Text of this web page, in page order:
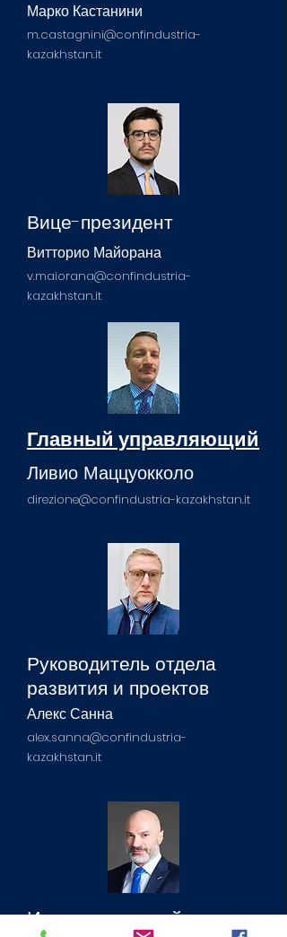
Марко Кастанини
m.castagnini@confindustria-
kazakhstan.it
Вице-президент
Витторио Майорана
v.maiorana@confindustria-
kazakhstan.it
Главный управляющий
Ливио Маццуокколо
direzione@confindustria-kazakhstan.it
Руководитель отдела
развития и проектов
Алекс Санна
alex.sanna@confindustria-
kazakhstan.it
Исполнительный совет